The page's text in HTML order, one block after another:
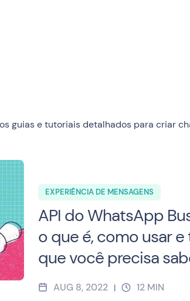
guias e tutoriais detalhados para criar
EXPERIÊNCIA DE MENSAGENS
API do WhatsApp
o que é, como usar
que você precisa
AUG 8, 2022 | 12 MIN